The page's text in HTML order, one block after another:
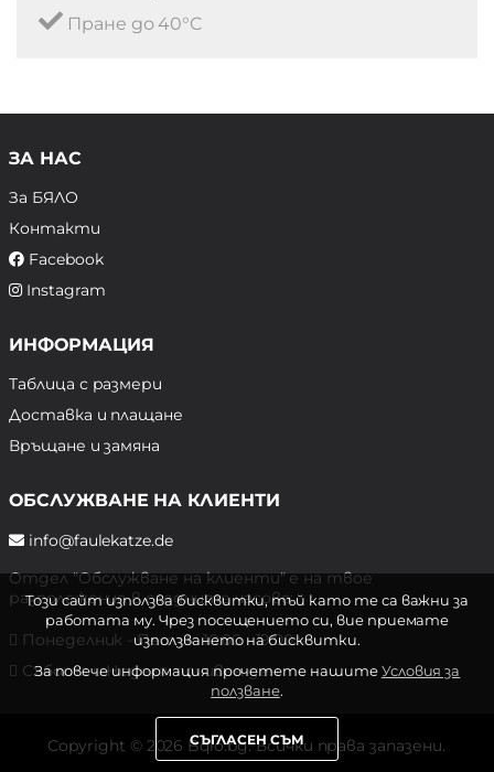
Пране до 40°C
ЗА НАС
За БЯЛО
Контакти
Facebook
Instagram
ИНФОРМАЦИЯ
Таблица с размери
Доставка и плащане
Връщане и замяна
ОБСЛУЖВАНЕ НА КЛИЕНТИ
info@faulekatze.de
Отдел "Обслужване на клиенти" е на твое
разположение в следните часове:
Понеделник - Петък: 10:00 - 19:00 ч.
Събота и Неделя: почивен ден
Copyright © 2026 Bqlo.bg. Всички права запазени.
Този сайт използва бисквитки, тъй като те са важни за
работата му. Чрез посещението си, вие приемате
използването на бисквитки.
За повече информация прочетете нашитеУсловия за
ползване.
СЪГЛАСЕН СЪМ